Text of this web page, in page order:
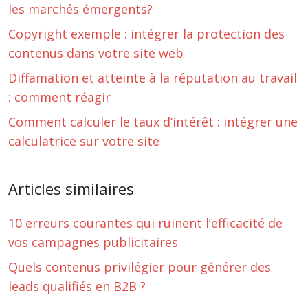
les marchés émergents?
Copyright exemple : intégrer la protection des
contenus dans votre site web
Diffamation et atteinte à la réputation au travail
: comment réagir
Comment calculer le taux d’intérêt : intégrer une
calculatrice sur votre site
Articles similaires
10 erreurs courantes qui ruinent l’efficacité de
vos campagnes publicitaires
Quels contenus privilégier pour générer des
leads qualifiés en B2B ?